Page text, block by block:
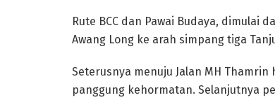
Rute BCC dan Pawai Budaya, dimulai
Awang Long ke arah simpang tiga
Seterusnya menuju Jalan MH
panggung kehormatan. Selanjutnya